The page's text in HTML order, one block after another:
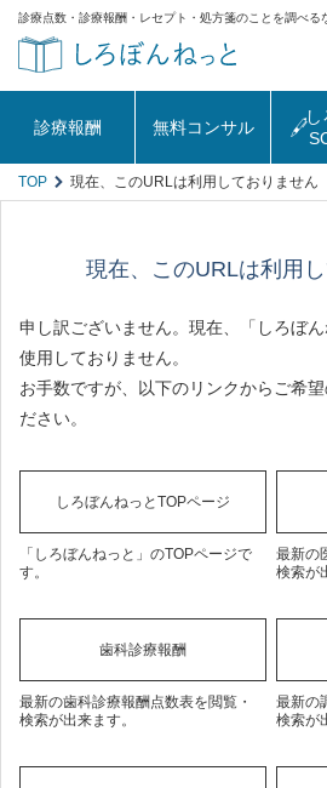
診療点数・診療報酬・レセプト・処方箋のことを調べる
診療報酬 無料コンサル
し
TOP 現在、このURLは利用しておりません
現在、このURLは利用
申し訳ございません。現在、「しろぼ
使用しておりません。
お手数ですが、以下のリンクからご希
ださい。
しろぼんねっとTOPページ
「しろぼんねっと」のTOPページで
す。
最新の
検索が
歯科診療報酬
最新の歯科診療報酬点数表を閲覧・
検索が出来ます。
最新の
検索が